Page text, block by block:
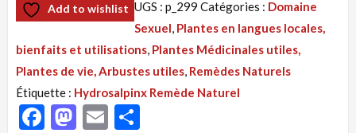
Tisane
:
Hydrosalpinx
Remède
Naturel
Add to wishlist UGS : p_299 Catégories : Domaine
Sexuel, Plantes en langues locales,
bienfaits et utilisations, Plantes Médicinales utiles,
Plantes de vie, Arbustes utiles, Remèdes Naturels
Étiquette : Hydrosalpinx Remède Naturel
Facebook
Mastodon
Email